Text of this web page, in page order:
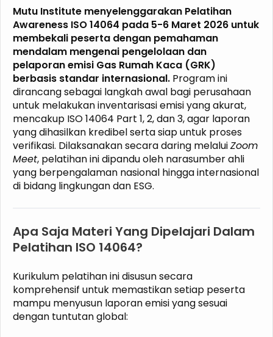
Mutu Institute menyelenggarakan Pelatihan
Awareness ISO 14064 pada 5-6 Maret 2026 untuk
membekali peserta dengan pemahaman
mendalam mengenai pengelolaan dan
pelaporan emisi Gas Rumah Kaca (GRK)
berbasis standar internasional. Program ini
dirancang sebagai langkah awal bagi perusahaan
untuk melakukan inventarisasi emisi yang akurat,
mencakup ISO 14064 Part 1, 2, dan 3, agar laporan
yang dihasilkan kredibel serta siap untuk proses
verifikasi. Dilaksanakan secara daring melaluiZoom
Meet, pelatihan ini dipandu oleh narasumber ahli
yang berpengalaman nasional hingga internasional
di bidang lingkungan dan ESG.
Apa Saja Materi Yang Dipelajari Dalam
Pelatihan ISO 14064?
Kurikulum pelatihan ini disusun secara
komprehensif untuk memastikan setiap peserta
mampu menyusun laporan emisi yang sesuai
dengan tuntutan global: